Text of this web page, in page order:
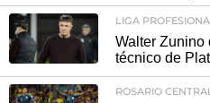
LIGA
Walter Zunino
técnico de
ROSARIO